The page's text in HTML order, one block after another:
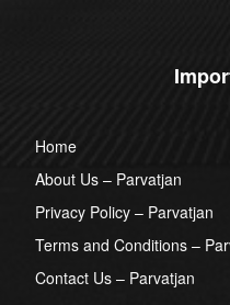
Home
About Us – Parvatjan
Privacy Policy – Parvatjan
Terms and Conditions –
Contact Us – Parvatjan